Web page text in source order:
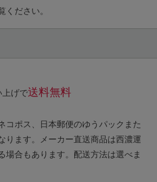
ください。
上げで送料無料
コポス、日本郵便のゆうパックまた
ります。メーカー直送商品は西濃運
場合もあります。配送方法は選べま